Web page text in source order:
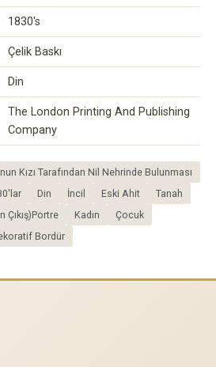
1830's
Çelik Baskı
Din
The London Printing And Publishing
Company
Kızı Tarafından Nil Nehrinde Bulunması
Din İncil Eski Ahit
Tanah
Çıkış)Portre Kadın
Çocuk
Bordür